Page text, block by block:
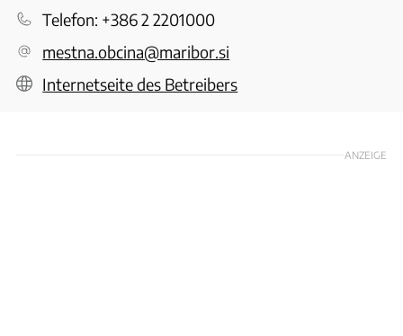
Telefon: +386 2 2201000
mestna.obcina@maribor.si
Internetseite des Betreibers
ANZEIGE